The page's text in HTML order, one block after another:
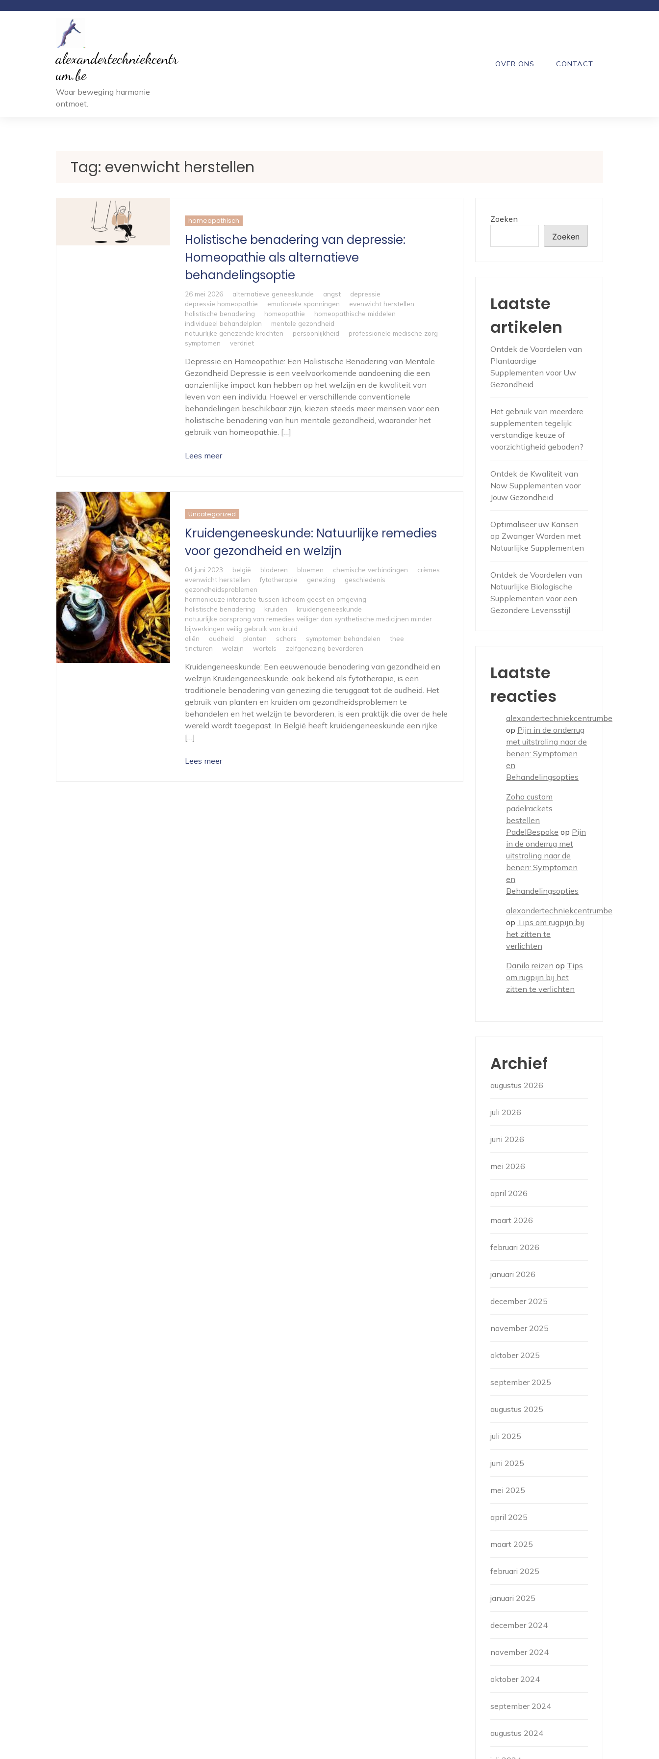
alexandertechniekcentr
um.be
Waar beweging harmonie
ontmoet.
OVER ONS CONTACT
Tag: evenwicht herstellen
homeopathisch
Holistische benadering van depressie:
Homeopathie als alternatieve
behandelingsoptie
26 mei 2026 alternatieve geneeskunde angst
depressie
depressie homeopathie
emotionele spanningen
evenwicht herstellen
holistische benadering
homeopathie
homeopathische middelen
individueel behandelplan
mentale gezondheid
natuurlijke genezende krachten
persoonlijkheid
professionele medische zorg
symptomen
verdriet
Depressie en Homeopathie: Een Holistische Benadering van Mentale
Gezondheid Depressie is een veelvoorkomende aandoening die een
aanzienlijke impact kan hebben op het welzijn en de kwaliteit van
leven van een individu. Hoewel er verschillende conventionele
behandelingen beschikbaar zijn, kiezen steeds meer mensen voor een
holistische benadering van hun mentale gezondheid, waaronder het
gebruik van homeopathie. […]
Lees meer
Uncategorized
Kruidengeneeskunde: Natuurlijke remedies
voor gezondheid en welzijn
04 juni 2023 belgië bladeren bloemen chemische verbindingen
crèmes
evenwicht herstellen
fytotherapie genezing
geschiedenis
gezondheidsproblemen
harmonieuze interactie tussen lichaam geest en omgeving
holistische benadering
kruiden
kruidengeneeskunde
natuurlijke oorsprong van remedies veiliger dan synthetische medicijnen minder
bijwerkingen veilig gebruik van kruid
oliën
oudheid planten schors symptomen behandelen
thee
tincturen
welzijn wortels zelfgenezing bevorderen
Kruidengeneeskunde: Een eeuwenoude benadering van gezondheid en
welzijn Kruidengeneeskunde, ook bekend als fytotherapie, is een
traditionele benadering van genezing die teruggaat tot de oudheid. Het
gebruik van planten en kruiden om gezondheidsproblemen te
behandelen en het welzijn te bevorderen, is een praktijk die over de hele
wereld wordt toegepast. In België heeft kruidengeneeskunde een rijke
[…]
Lees meer
Zoeken
Zoeken
Laatste
artikelen
Ontdek de Voordelen van
Plantaardige
Supplementen voor Uw
Gezondheid
Het gebruik van meerdere
supplementen tegelijk:
verstandige keuze of
voorzichtigheid geboden?
Ontdek de Kwaliteit van
Now Supplementen voor
Jouw Gezondheid
Optimaliseer uw Kansen
op Zwanger Worden met
Natuurlijke Supplementen
Ontdek de Voordelen van
Natuurlijke Biologische
Supplementen voor een
Gezondere Levensstijl
Laatste
reacties
alexandertechniekcentrumbe
op Pijn in de onderrug
met uitstraling naar de
benen: Symptomen
en
Behandelingsopties
Zoha custom
padelrackets
bestellen
PadelBespoke op Pijn
in de onderrug met
uitstraling naar de
benen: Symptomen
en
Behandelingsopties
alexandertechniekcentrumbe
op Tips om rugpijn bij
het zitten te
verlichten
Danilo reizen op Tips
om rugpijn bij het
zitten te verlichten
Archief
augustus 2026
juli 2026
juni 2026
mei 2026
april 2026
maart 2026
februari 2026
januari 2026
december 2025
november 2025
oktober 2025
september 2025
augustus 2025
juli 2025
juni 2025
mei 2025
april 2025
maart 2025
februari 2025
januari 2025
december 2024
november 2024
oktober 2024
september 2024
augustus 2024